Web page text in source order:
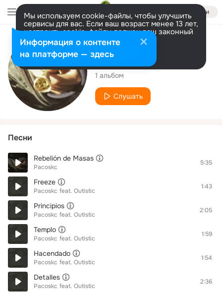
Войти
Мы используем cookie-файлы, чтобы улучшить
сервисы для вас. Если ваш возраст менее 13 лет,
настроить cookie-файлы должен ваш законный
представитель. Больше информации
Разрешить все Настроить
Исполнитель
Pacoskc
1 альбом
Слушать
Песни
Rebelión de Masas
Pacoskc
5:35
Freeze
Pacoskc feat. Outistic
1:43
Principios
Pacoskc feat. Outistic
2:05
Templo
Pacoskc feat. Outistic
1:59
Hacendado
Pacoskc feat. Outistic
1:54
Detalles
Pacoskc feat. Outistic
2:36
Информация о контенте
на платформе — здесь